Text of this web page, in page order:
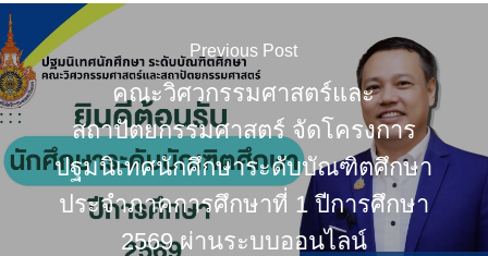
Previous Post
คณะวิศวกรรมศาสตร์และ
สถาปัตยกรรมศาสตร์ จัดโครงการ
ปฐมนิเทศนักศึกษาระดับบัณฑิตศึกษา
ประจำภาคการศึกษาที่ 1 ปีการศึกษา
2569 ผ่านระบบออนไลน์